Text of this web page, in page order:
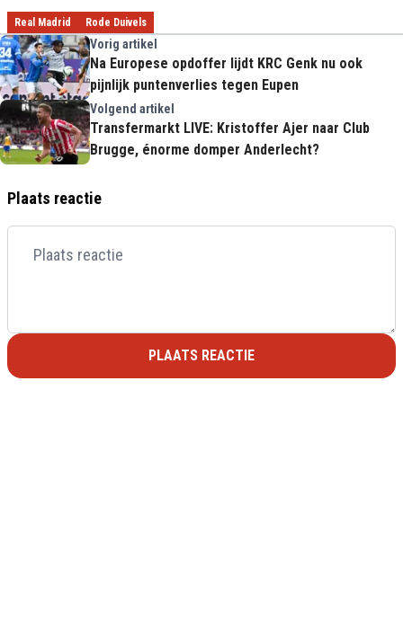
Real Madrid Rode Duivels
Vorig artikel
Na Europese opdoffer lijdt KRC Genk nu ook
pijnlijk puntenverlies tegen Eupen
Volgend artikel
Transfermarkt LIVE: Kristoffer Ajer naar Club
Brugge, énorme domper Anderlecht?
Plaats reactie
PLAATS REACTIE